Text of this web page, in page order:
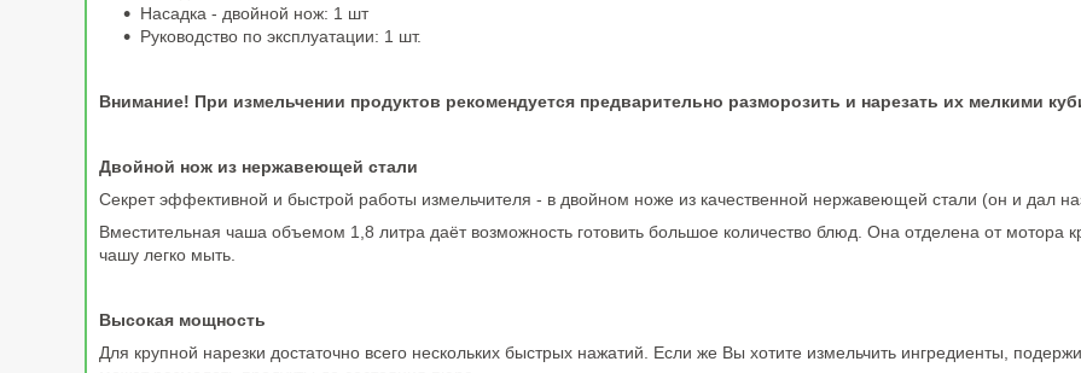
Насадка - двойной нож: 1 шт
Руководство по эксплуатации: 1 шт.
Внимание! При измельчении продуктов рекомендуется предварительно разморозить и нарезать их мелкими
Двойной нож из нержавеющей стали
Секрет эффективной и быстрой работы измельчителя - в двойном ноже из качественной нержавеющей стали (он и дал
Вместительная чаша объемом 1,8 литра даёт возможность готовить большое количество блюд. Она отделена от мотора
чашу легко мыть.
Высокая мощность
Для крупной нарезки достаточно всего нескольких быстрых нажатий. Если же Вы хотите измельчить ингредиенты,